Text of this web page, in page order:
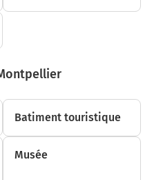
Batiment touristique
Musée